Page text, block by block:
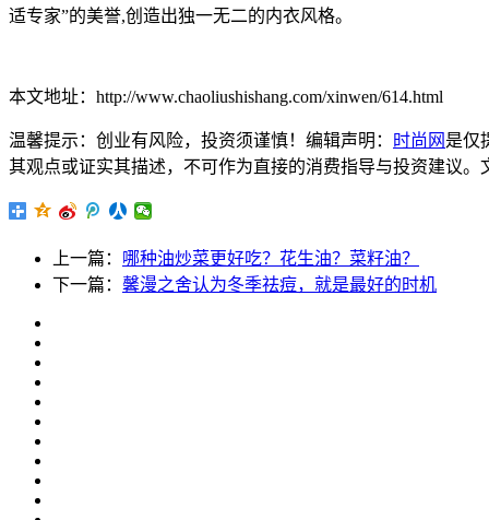
适专家”的美誉,创造出独一无二的内衣风格。
本文地址：http://www.chaoliushishang.com/xinwen/614.html
温馨提示：创业有风险，投资须谨慎！编辑声明： 时尚网 是仅
其观点或证实其描述，不可作为直接的消费指导与投资建议。
上一篇： 哪种油炒菜更好吃？花生油？菜籽油？
下一篇： 馨漫之舍认为冬季祛痘，就是最好的时机